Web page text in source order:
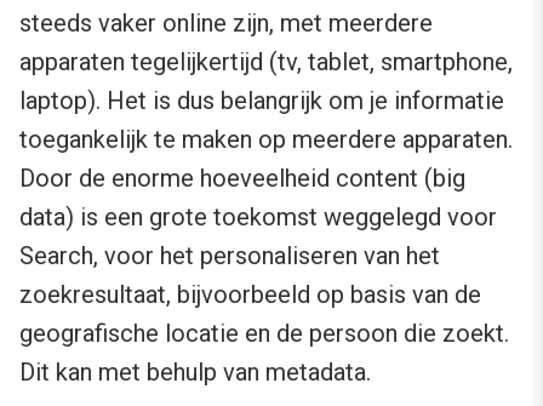
steeds vaker online zijn, met meerdere
apparaten tegelijkertijd (tv, tablet, smartphone,
laptop). Het is dus belangrijk om je informatie
toegankelijk te maken op meerdere apparaten.
Door de enorme hoeveelheid content (big
data) is een grote toekomst weggelegd voor
Search, voor het personaliseren van het
zoekresultaat, bijvoorbeeld op basis van de
geografische locatie en de persoon die zoekt.
Dit kan met behulp van metadata.